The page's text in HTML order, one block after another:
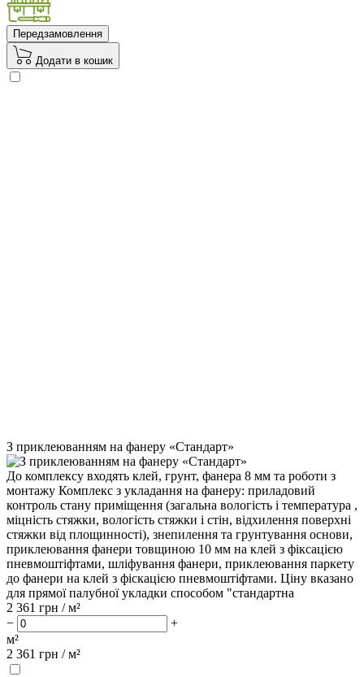
Передзамовлення
Додати в кошик
З приклеюванням на фанеру «Стандарт»
До комплексу входять клей, грунт, фанера 8 мм та роботи з
монтажу Комплекс з укладання на фанеру: приладовий
контроль стану приміщення (загальна вологість і температура ,
міцність стяжки, вологість стяжки і стін, відхилення поверхні
стяжки від площинності), знепилення та грунтування основи,
приклеювання фанери товщиною 10 мм на клей з фіксацією
пневмоштіфтами, шліфування фанери, приклеювання паркету
до фанери на клей з фіскацією пневмоштіфтами. Ціну вказано
для прямої палубної укладки способом "стандартна
2 361 грн / м²
−
+
м²
2 361 грн /м²